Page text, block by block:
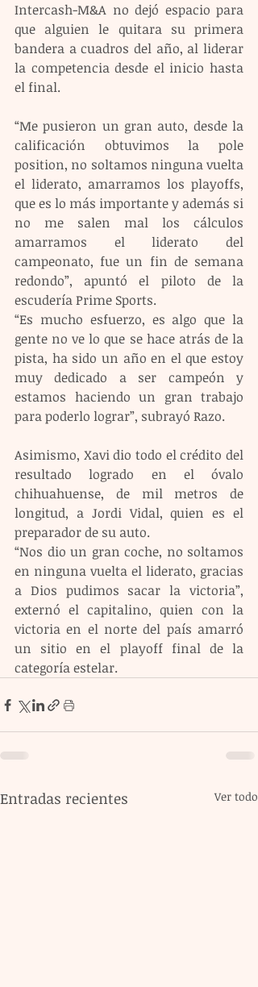
Intercash-M&A no dejó espacio para
que alguien le quitara su primera
bandera a cuadros del año, al liderar
la competencia desde el inicio hasta
el final.
“Me pusieron un gran auto, desde la
calificación obtuvimos la pole
position, no soltamos ninguna vuelta
el liderato, amarramos los playoffs,
que es lo más importante y además si
no me salen mal los cálculos
amarramos el liderato del
campeonato, fue un fin de semana
redondo”, apuntó el piloto de la
escudería Prime Sports.
“Es mucho esfuerzo, es algo que la
gente no ve lo que se hace atrás de la
pista, ha sido un año en el que estoy
muy dedicado a ser campeón y
estamos haciendo un gran trabajo
para poderlo lograr”, subrayó Razo.
Asimismo, Xavi dio todo el crédito del
resultado logrado en el óvalo
chihuahuense, de mil metros de
longitud, a Jordi Vidal, quien es el
preparador de su auto.
“Nos dio un gran coche, no soltamos
en ninguna vuelta el liderato, gracias
a Dios pudimos sacar la victoria”,
externó el capitalino, quien con la
victoria en el norte del país amarró
un sitio en el playoff final de la
categoría estelar.
Entradas recientes Ver todo